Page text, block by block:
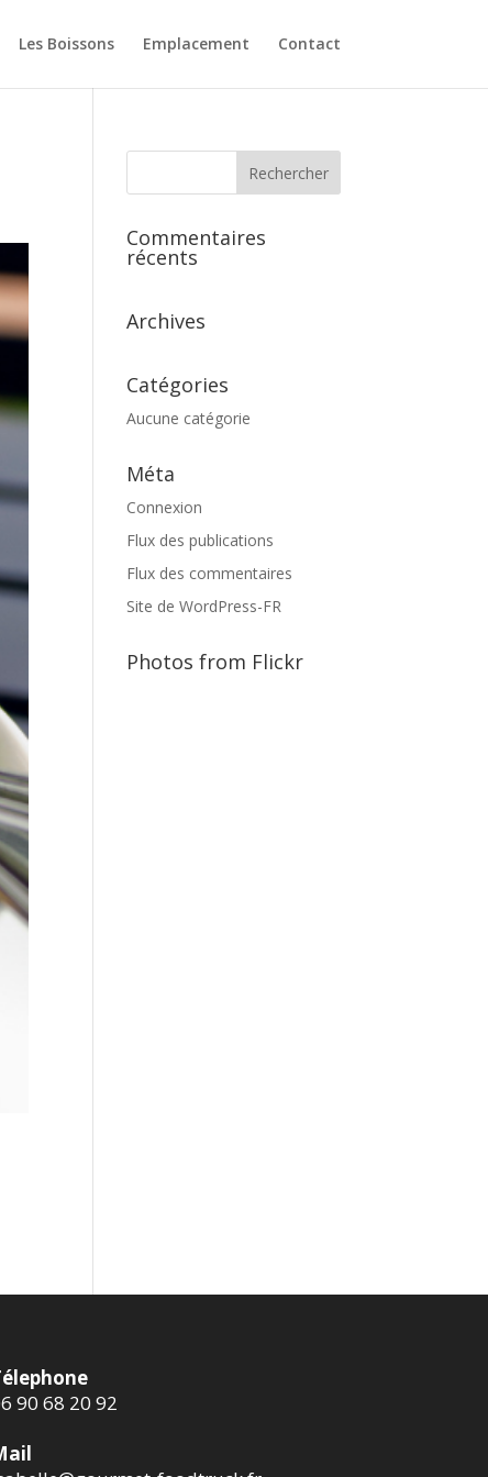
Les Boissons Emplacement Contact
Commentaires
récents
Archives
Catégories
Aucune catégorie
Méta
Connexion
Flux des publications
Flux des commentaires
Site de WordPress-FR
Photos from Flickr
90 68 20 92